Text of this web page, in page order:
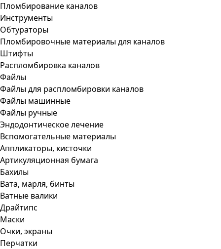
Пломбирование каналов
Инструменты
Обтураторы
Пломбировочные материалы для каналов
Штифты
Распломбировка каналов
Файлы
Файлы для распломбировки каналов
Файлы машинные
Файлы ручные
Эндодонтическое лечение
Вспомогательные материалы
Аппликаторы, кисточки
Артикуляционная бумага
Бахилы
Вата, марля, бинты
Ватные валики
Драйтипс
Маски
Очки, экраны
Перчатки